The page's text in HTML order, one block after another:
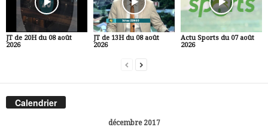
JT de 20H du 08 août
2026
JT de 13H du 08 août
2026
Actu Sports du 07 août
2026
Calendrier
décembre 2017